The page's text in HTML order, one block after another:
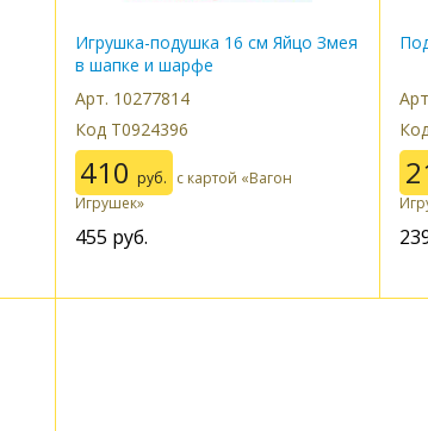
Игрушка-подушка 16 см Яйцо Змея
в шапке и шарфе
Арт. 10277814
Код Т0924396
410 руб. с картой «Вагон
Игрушек»
455 руб.